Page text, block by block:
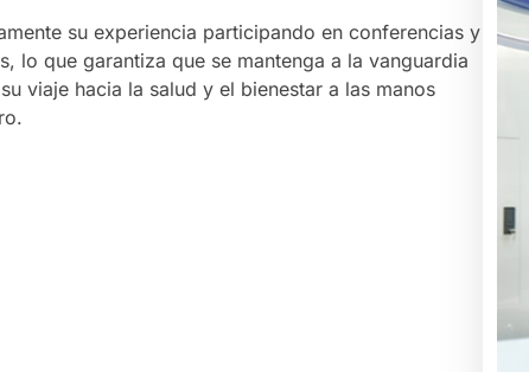
su experiencia participando en conferencias y
lo que garantiza que se mantenga a la vanguardia
viaje hacia la salud y el bienestar a las manos